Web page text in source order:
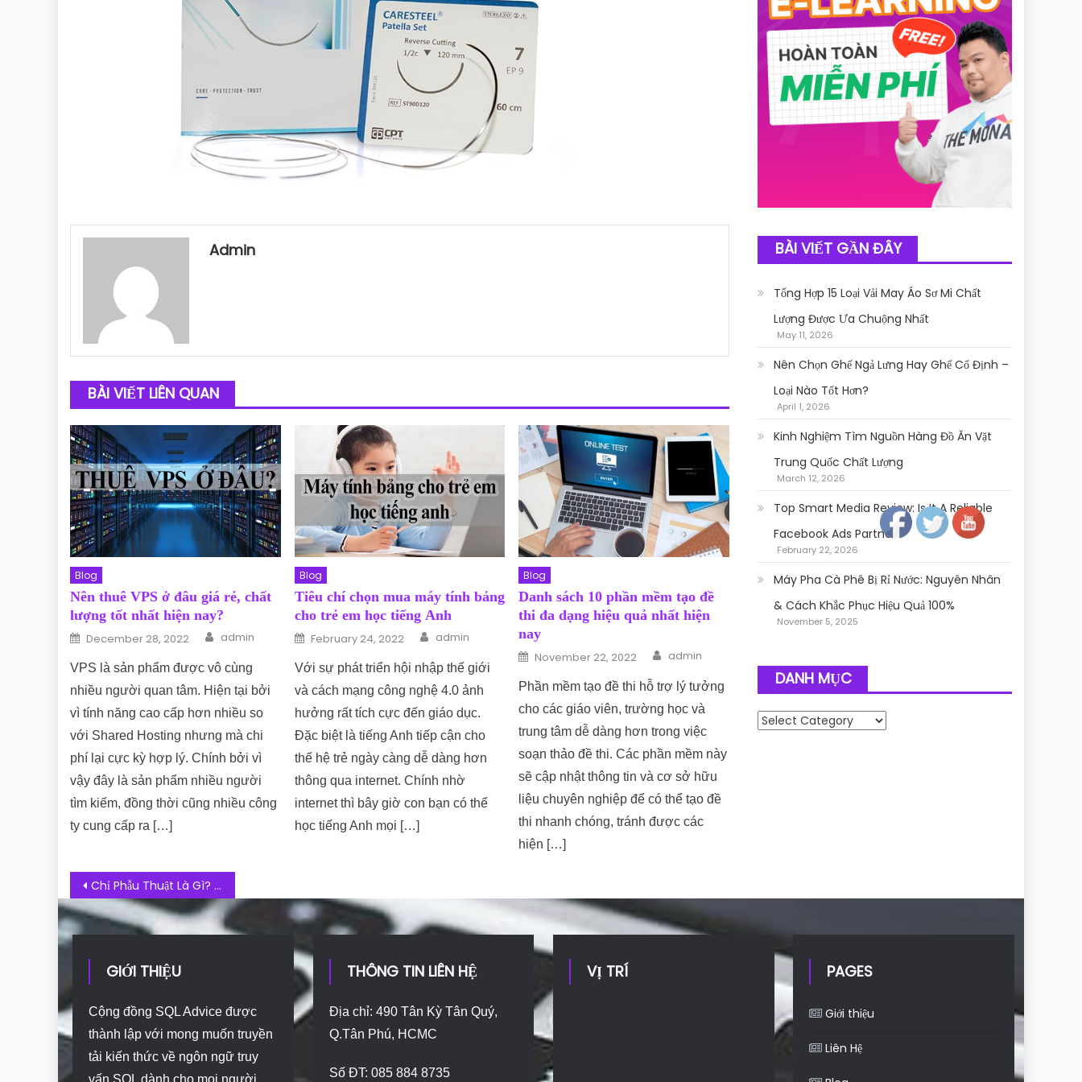
Admin
BÀI VIẾT LIÊN QUAN
Blog
Nên thuê VPS ở đâu giá rẻ, chất
lượng tốt nhất hiện nay?
Posted on
December 28, 2022 Author
admin
VPS là sản phẩm được vô cùng
nhiều người quan tâm. Hiện tại bởi
vì tính năng cao cấp hơn nhiều so
với Shared Hosting nhưng mà chi
phí lại cực kỳ hợp lý. Chính bởi vì
vậy đây là sản phẩm nhiều người
tìm kiếm, đồng thời cũng nhiều công
ty cung cấp ra […]
Blog
Tiêu chí chọn mua máy tính bảng
cho trẻ em học tiếng Anh
Posted on
February 24, 2022 Author
admin
Với sự phát triển hội nhập thế giới
và cách mạng công nghệ 4.0 ảnh
hưởng rất tích cực đến giáo dục.
Đặc biệt là tiếng Anh tiếp cận cho
thế hệ trẻ ngày càng dễ dàng hơn
thông qua internet. Chính nhờ
internet thì bây giờ con bạn có thể
học tiếng Anh mọi […]
Blog
Danh sách 10 phần mềm tạo đề
thi đa dạng hiệu quả nhất hiện
nay
Posted on
November 22, 2022 Author
admin
Phần mềm tạo đề thi hỗ trợ lý tưởng
cho các giáo viên, trường học và
trung tâm dễ dàng hơn trong việc
soạn thảo đề thi. Các phần mềm này
sẽ cập nhật thông tin và cơ sở hữu
liệu chuyên nghiệp để có thể tạo đề
thi nhanh chóng, tránh được các
hiện […]
Post navigation
Chỉ Phẫu Thuật Là Gì? Các Loại Chỉ Phẫu Thuật Và Ứng Dụng Trong Y Học
BÀI VIẾT GẦN ĐÂY
Tổng Hợp 15 Loại Vải May Áo Sơ Mi Chất
Lượng Được Ưa Chuộng Nhất
May 11, 2026
Nên Chọn Ghế Ngả Lưng Hay Ghế Cố Định –
Loại Nào Tốt Hơn?
April 1, 2026
Kinh Nghiệm Tìm Nguồn Hàng Đồ Ăn Vặt
Trung Quốc Chất Lượng
March 12, 2026
Top Smart Media Review: Is It A Reliable
Facebook Ads Partner?
February 22, 2026
Máy Pha Cà Phê Bị Rỉ Nước: Nguyên Nhân
& Cách Khắc Phục Hiệu Quả 100%
November 5, 2025
DANH MỤC
Danh mục
GIỚI THIỆU
Cộng đồng SQL Advice được
thành lập với mong muốn truyền
tải kiến thức về ngôn ngữ truy
vấn SQL dành cho mọi người.
THÔNG TIN LIÊN HỆ
Địa chỉ: 490 Tân Kỳ Tân Quý,
Q.Tân Phú, HCMC
Số ĐT: 085 884 8735
VỊ TRÍ PAGES
Giới thiệu
Liên Hệ
Follow